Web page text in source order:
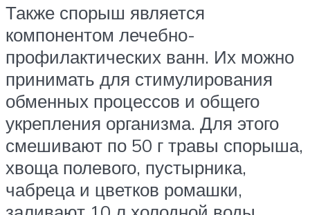
Также спорыш является
компонентом лечебно-
профилактических ванн. Их можно
принимать для стимулирования
обменных процессов и общего
укрепления организма. Для этого
смешивают по 50 г травы спорыша,
хвоща полевого, пустырника,
чабреца и цветков ромашки,